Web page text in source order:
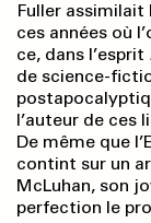
Fuller assimilait
ces années où
ce, dans l’esprit
de science-
l’auteur de ces
De même que
contint sur un
McLuhan, son
perfection le